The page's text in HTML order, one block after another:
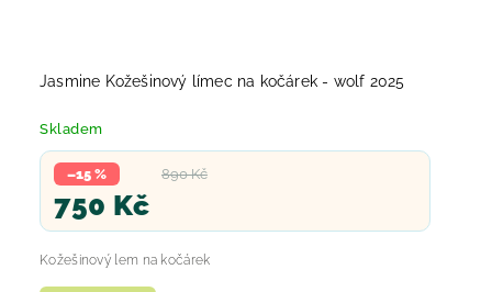
Jasmine Kožešinový límec na kočárek - wolf 2025
Skladem
890 Kč
–15 %
750 Kč
Kožešinový lem na kočárek